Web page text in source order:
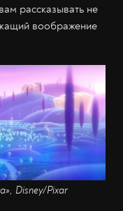
рассказывать не
воображение
Disney/Pixar